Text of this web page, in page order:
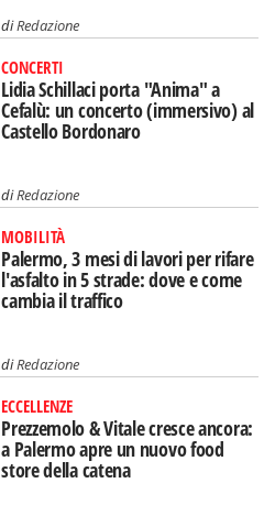
diRedazione
CONCERTI
Lidia Schillaci porta "Anima" a
Cefalù: un concerto (immersivo) al
Castello Bordonaro
diRedazione
MOBILITÀ
Palermo, 3 mesi di lavori per rifare
l'asfalto in 5 strade: dove e come
cambia il traffico
diRedazione
ECCELLENZE
Prezzemolo & Vitale cresce ancora:
a Palermo apre un nuovo food
store della catena